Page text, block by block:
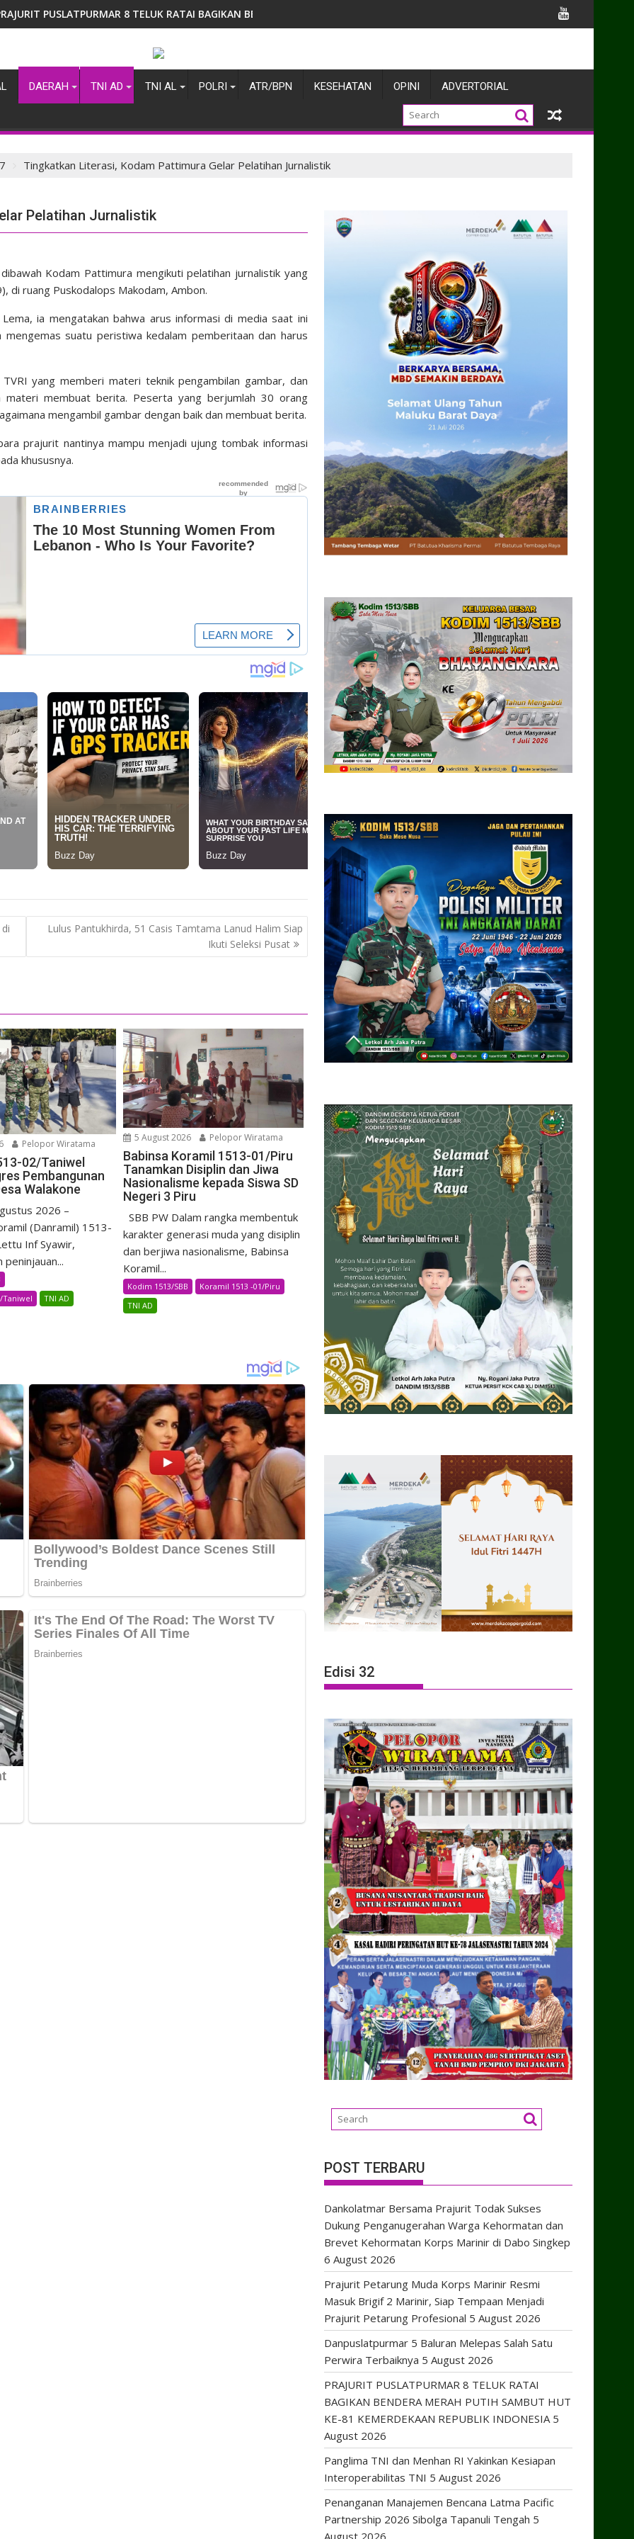
TNI dan Menhan RI Yakinkan Kesiapan Interoperabilitas TNI
DAERAH TNI AD TNI AL POLRI ATR/BPN KESEHATAN OPINI ADVERTORIAL
Tingkatkan Literasi, Kodam Pattimura Gelar Pelatihan Jurnalistik
Pelatihan Jurnalistik
Kodam Pattimura mengikuti pelatihan jurnalistik yang
di ruang Puskodalops Makodam, Ambon.
ia mengatakan bahwa arus informasi di media saat ini
suatu peristiwa kedalam pemberitaan dan harus
yang memberi materi teknik pengambilan gambar, dan
membuat berita. Peserta yang berjumlah 30 orang
mengambil gambar dengan baik dan membuat berita.
prajurit nantinya mampu menjadi ujung tombak informasi
khususnya.
Lulus Pantukhirda, 51 Casis Tamtama Lanud Halim Siap
Ikuti Seleksi Pusat
Pelopor Wiratama
02/Taniwel
Pembangunan
Walakone
2026 –
(Danramil) 1513-
Inf Syawir,
peninjauan...
Taniwel
TNI AD
5 August 2026 Pelopor Wiratama
Babinsa Koramil 1513-01/Piru
Tanamkan Disiplin dan Jiwa
Nasionalisme kepada Siswa SD
Negeri 3 Piru
SBB PW Dalam rangka membentuk
karakter generasi muda yang disiplin
dan berjiwa nasionalisme, Babinsa
Koramil...
Kodim 1513/SBB
Koramil 1513 -01/Piru
TNI AD
Edisi 32
POST TERBARU
Dankolatmar Bersama Prajurit Todak Sukses
Dukung Penganugerahan Warga Kehormatan dan
Brevet Kehormatan Korps Marinir di Dabo Singkep
6 August 2026
Prajurit Petarung Muda Korps Marinir Resmi
Masuk Brigif 2 Marinir, Siap Tempaan Menjadi
Prajurit Petarung Profesional 5 August 2026
Danpuslatpurmar 5 Baluran Melepas Salah Satu
Perwira Terbaiknya 5 August 2026
PRAJURIT PUSLATPURMAR 8 TELUK RATAI
BAGIKAN BENDERA MERAH PUTIH SAMBUT HUT
KE-81 KEMERDEKAAN REPUBLIK INDONESIA 5
August 2026
Panglima TNI dan Menhan RI Yakinkan Kesiapan
Interoperabilitas TNI 5 August 2026
Penanganan Manajemen Bencana Latma Pacific
Partnership 2026 Sibolga Tapanuli Tengah 5
August 2026